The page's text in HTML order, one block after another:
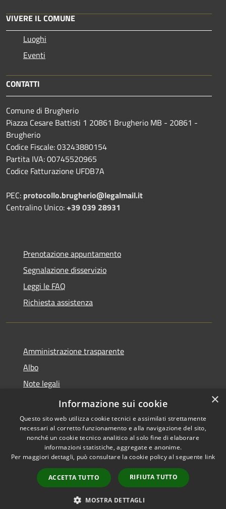
VIVERE IL COMUNE
Luoghi
Eventi
CONTATTI
Comune di Brugherio
Piazza Cesare Battisti 1 20861 Brugherio MB - 20861 -
Brugherio
Codice Fiscale: 03243880154
Partita IVA: 00745520965
Codice Fatturazione UFDB7A
PEC: protocollo.brugherio@legalmail.it
Centralino Unico:+39 039 28931
Prenotazione appuntamento
Segnalazione disservizio
Leggi le FAQ
Richiesta assistenza
Amministrazione trasparente
Albo
Note legali
Dichiarazione di accessibilità
Accessibilità
Copyright © 2026 • Città di
Brugherio • Powered by
Municipium•
Accesso
redazione
×
Informazione sui cookie
Questo sito web utilizza cookie tecnici e assimilati strettamente
necessari al corretto funzionamento e alla navigazione del sito,
nonché un cookie tecnico analitico al solo fine di elaborare
informazioni statistiche, aggregate e anonime.
Per maggiori dettagli, può consultare la cookie policy al seguente link
ACCETTA TUTTO RIFIUTA TUTTO
MOSTRA DETTAGLI